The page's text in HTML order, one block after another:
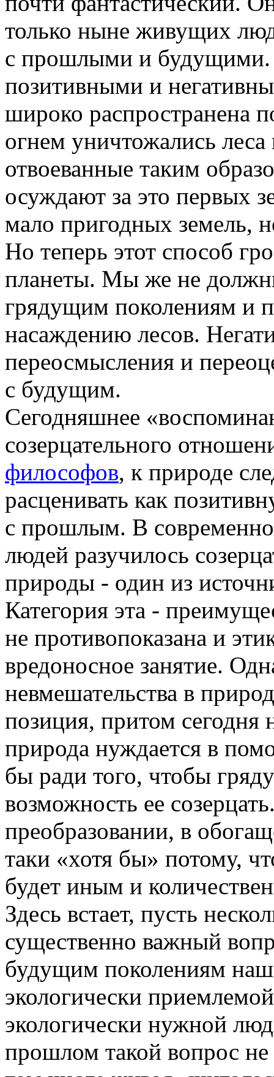
только ныне живущих
с прошлыми и будущими.
позитивными и
широко распространена
огнем уничтожались
отвоеванные таким
осуждают за это первых
мало пригодных земель,
Но теперь этот способ
планеты. Мы же не
грядущим поколениям и
насаждению лесов.
переосмысления и
с будущим.
Сегодняшнее
созерцательного
философов, к природе
расценивать как
с прошлым. В
людей разучилось
природы - один из
Категория эта -
не противопоказана и
вредоносное занятие.
невмешательства в
позиция, притом сегодня
природа нуждается в
бы ради того, чтобы
возможность ее
преобразовании, в
таки «хотя бы» потому,
будет иным и
Здесь встает, пусть
существенно важный
будущим поколениям
экологически
экологически нужной
прошлом такой вопрос не